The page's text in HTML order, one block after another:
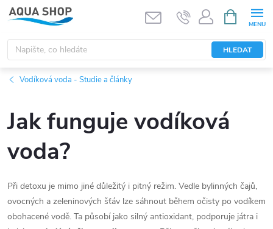
Přejít
na
obsah
HLEDAT
NÁKUPNÍ
KOŠÍK
Vodíková voda - Studie a články
Jak funguje vodíková
voda?
Při detoxu je mimo jiné důležitý i pitný režim. Vedle bylinných čajů,
ovocných a zeleninových šťáv lze sáhnout během očisty po vodíkem
obohacené vodě. Ta působí jako silný antioxidant, podporuje játra i